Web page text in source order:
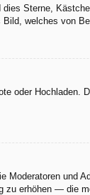
Sterne,
welches von
oder
und
zu erhöhen — die